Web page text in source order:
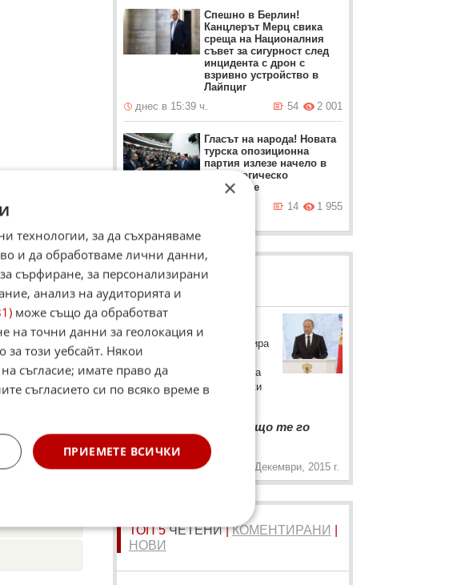
или
в
☆
☆
☆
Спешно в Берлин!
Канцлерът Мерц свика
среща на Националния
съвет за сигурност след
инцидента с дрон с
взривно устройство в
Лайпциг
днес в 15:39 ч.
2 001
54
Гласът на народа! Новата
турска опозиционна
партия излезе начело в
социологическо
проучване
1 955
14
ЛОВЦИ НА БИСЕРИ
Владимир Путин
Руският президент коментира
в годишното си обръщение
пред парламента инцидента
със сваления в Сирия руски
Само Аллах знае защо те го
„
3 Декември, 2015 г.
ТОП 5ЧЕТЕНИ|КОМЕНТИРАНИ
НОВИ
×
технологии, за да съхраняваме
и да обработваме лични данни,
сърфиране, за персонализирани
анализ на аудиторията и
може също да обработват
на точни данни за геолокация и
за този уебсайт. Някои
съгласие; имате право да
съгласието си по всяко време в
ПРИЕМЕТЕ ВСИЧКИ